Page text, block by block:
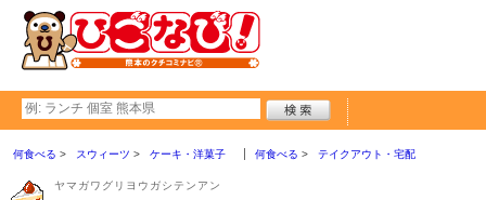
何食べる スウィーツ ケーキ・洋菓子 何食べる テイクアウト・宅配
ヤマガワグリヨウガシテンアン